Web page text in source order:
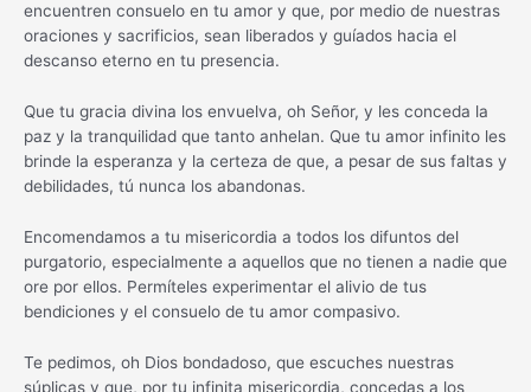
encuentren consuelo en tu amor y que, por medio de nuestras
oraciones y sacrificios, sean liberados y guíados hacia el
descanso eterno en tu presencia.
Que tu gracia divina los envuelva, oh Señor, y les conceda la
paz y la tranquilidad que tanto anhelan. Que tu amor infinito les
brinde la esperanza y la certeza de que, a pesar de sus faltas y
debilidades, tú nunca los abandonas.
Encomendamos a tu misericordia a todos los difuntos del
purgatorio, especialmente a aquellos que no tienen a nadie que
ore por ellos. Permíteles experimentar el alivio de tus
bendiciones y el consuelo de tu amor compasivo.
Te pedimos, oh Dios bondadoso, que escuches nuestras
súplicas y que, por tu infinita misericordia, concedas a los